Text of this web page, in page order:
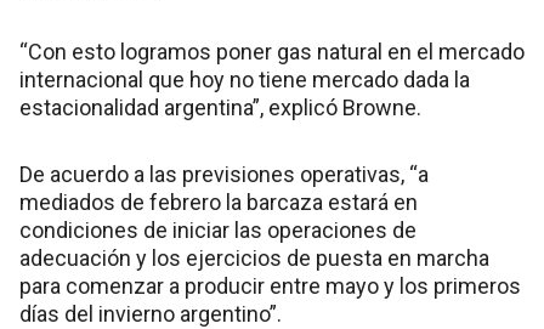
“Con esto logramos poner gas natural en el mercado
internacional que hoy no tiene mercado dada la
estacionalidad argentina”, explicó Browne.
De acuerdo a las previsiones operativas, “a
mediados de febrero la barcaza estará en
condiciones de iniciar las operaciones de
adecuación y los ejercicios de puesta en marcha
para comenzar a producir entre mayo y los primeros
días del invierno argentino”.